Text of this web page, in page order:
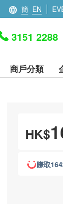
簡 EN
3151 2288
商戶分類
HK$
賺取